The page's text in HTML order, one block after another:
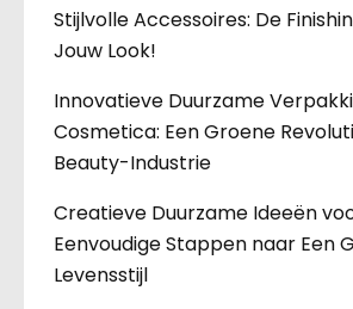
Stijlvolle Accessoires: De
Jouw Look!
Innovatieve Duurzame
Cosmetica: Een Groene
Beauty-Industrie
Creatieve Duurzame Ideeën
Eenvoudige Stappen naar Een
Levensstijl